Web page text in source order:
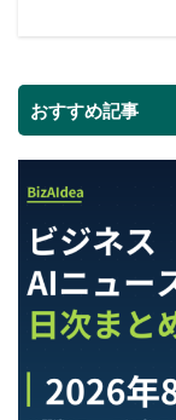
おすすめ記事